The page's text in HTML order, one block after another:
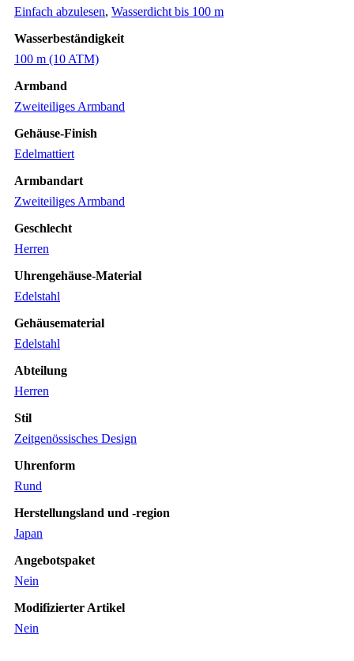
Einfach abzulesen, Wasserdicht bis 100 m
Wasserbeständigkeit
100 m (10 ATM)
Armband
Zweiteiliges Armband
Gehäuse-Finish
Edelmattiert
Armbandart
Zweiteiliges Armband
Geschlecht
Herren
Uhrengehäuse-Material
Edelstahl
Gehäusematerial
Edelstahl
Abteilung
Herren
Stil
Zeitgenössisches Design
Uhrenform
Rund
Herstellungsland und -region
Japan
Angebotspaket
Nein
Modifizierter Artikel
Nein